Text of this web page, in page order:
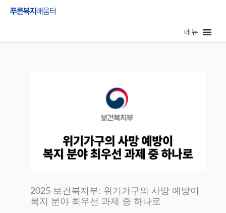
메뉴
2025 보건복지부: 위기가구의 사망 예방이
복지 분야 최우선 과제 중 하나로